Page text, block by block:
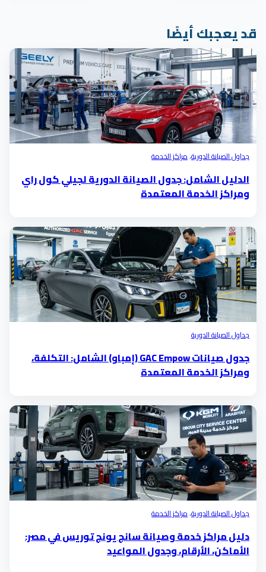
قد يعجبك أيضًا
جداول الصيانة الدورية،مراكز الخدمة
الدليل الشامل: جدول الصيانة الدورية لجيلي كول راي
ومراكز الخدمة المعتمدة
جداول الصيانة الدورية
جدول صيانات GAC Empow (إمباو) الشامل: التكلفة،
ومراكز الخدمة المعتمدة
جداول الصيانة الدورية،مراكز الخدمة
دليل مراكز خدمة وصيانة سانج يونج توريس في مصر:
الأماكن، الأرقام، وجدول المواعيد